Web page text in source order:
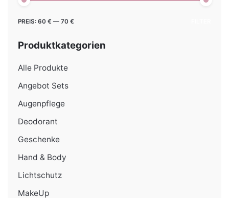
Min.
Max.
PREIS: 60 € — 70 €
Produktkategorien
Alle Produkte
Angebot Sets
Augenpflege
Deodorant
Geschenke
Hand & Body
Lichtschutz
MakeUp